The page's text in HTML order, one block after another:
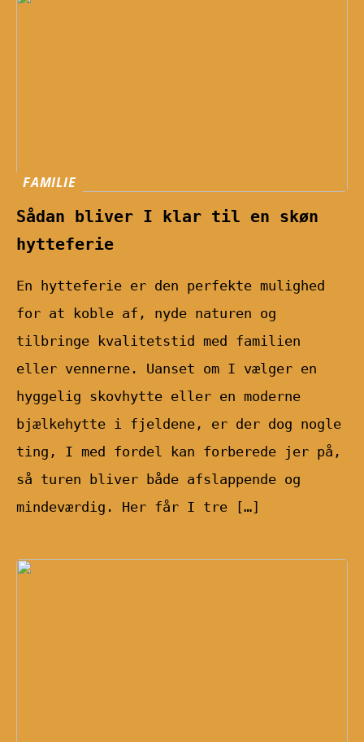
FAMILIE
Sådan bliver I klar til en skøn
hytteferie
En hytteferie er den perfekte mulighed
for at koble af, nyde naturen og
tilbringe kvalitetstid med familien
eller vennerne. Uanset om I vælger en
hyggelig skovhytte eller en moderne
bjælkehytte i fjeldene, er der dog nogle
ting, I med fordel kan forberede jer på,
så turen bliver både afslappende og
mindeværdig. Her får I tre […]